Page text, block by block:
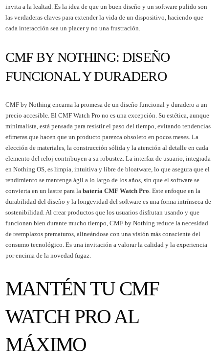
invita a la lealtad. Es la idea de que un buen diseño y un software pulido son
las verdaderas claves para extender la vida de un dispositivo, haciendo que
cada interacción sea un placer y no una frustración.
CMF BY NOTHING: DISEÑO
FUNCIONAL Y DURADERO
CMF by Nothing encarna la promesa de un diseño funcional y duradero a un
precio accesible. El CMF Watch Pro no es una excepción. Su estética, aunque
minimalista, está pensada para resistir el paso del tiempo, evitando tendencias
efímeras que hacen que un producto parezca obsoleto en pocos meses. La
elección de materiales, la construcción sólida y la atención al detalle en cada
elemento del reloj contribuyen a su robustez. La interfaz de usuario, integrada
en Nothing OS, es limpia, intuitiva y libre de bloatware, lo que asegura que el
rendimiento se mantenga ágil a lo largo de los años, sin que el software se
convierta en un lastre para la batería CMF Watch Pro . Este enfoque en la
durabilidad del diseño y la longevidad del software es una forma intrínseca de
sostenibilidad. Al crear productos que los usuarios disfrutan usando y que
funcionan bien durante mucho tiempo, CMF by Nothing reduce la necesidad
de reemplazos prematuros, alineándose con una visión más consciente del
consumo tecnológico. Es una invitación a valorar la calidad y la experiencia
por encima de la novedad fugaz.
MANTÉN TU CMF
WATCH PRO AL
MÁXIMO